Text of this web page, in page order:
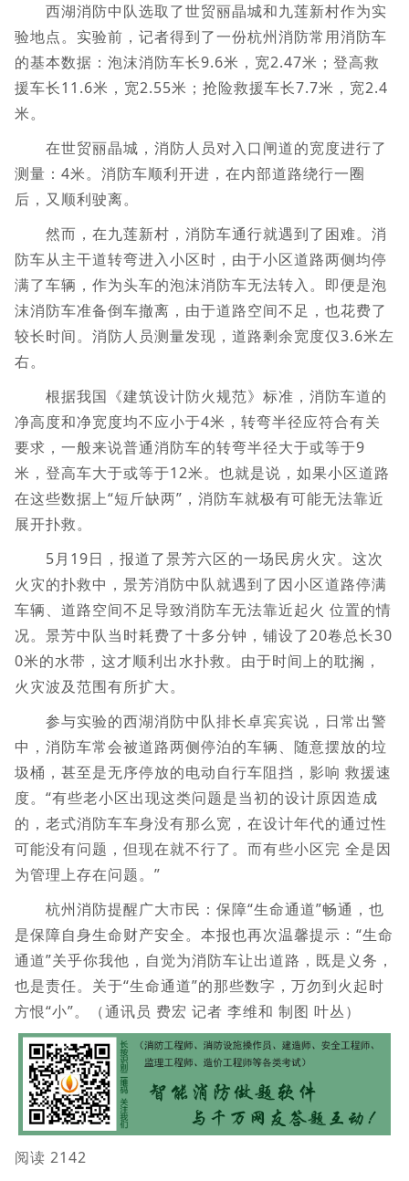
西湖消防中队选取了世贸丽晶城和九莲新村作为实
验地点。实验前，记者得到了一份杭州消防常用消防车
的基本数据：泡沫消防车长9.6米，宽2.47米；登高救
援车长11.6米，宽2.55米；抢险救援车长7.7米，宽2.4
米。
在世贸丽晶城，消防人员对入口闸道的宽度进行了
测量：4米。消防车顺利开进，在内部道路绕行一圈
后，又顺利驶离。
然而，在九莲新村，消防车通行就遇到了困难。消
防车从主干道转弯进入小区时，由于小区道路两侧均停
满了车辆，作为头车的泡沫消防车无法转入。即便是泡
沫消防车准备倒车撤离，由于道路空间不足，也花费了
较长时间。消防人员测量发现，道路剩余宽度仅3.6米左
右。
根据我国《建筑设计防火规范》标准，消防车道的
净高度和净宽度均不应小于4米，转弯半径应符合有关
要求，一般来说普通消防车的转弯半径大于或等于9
米，登高车大于或等于12米。也就是说，如果小区道路
在这些数据上“短斤缺两”，消防车就极有可能无法靠近
展开扑救。
5月19日，报道了景芳六区的一场民房火灾。这次
火灾的扑救中，景芳消防中队就遇到了因小区道路停满
车辆、道路空间不足导致消防车无法靠近起火 位置的情
况。景芳中队当时耗费了十多分钟，铺设了20卷总长30
0米的水带，这才顺利出水扑救。由于时间上的耽搁，
火灾波及范围有所扩大。
参与实验的西湖消防中队排长卓宾宾说，日常出警
中，消防车常会被道路两侧停泊的车辆、随意摆放的垃
圾桶，甚至是无序停放的电动自行车阻挡，影响 救援速
度。“有些老小区出现这类问题是当初的设计原因造成
的，老式消防车车身没有那么宽，在设计年代的通过性
可能没有问题，但现在就不行了。而有些小区完 全是因
为管理上存在问题。”
杭州消防提醒广大市民：保障“生命通道”畅通，也
是保障自身生命财产安全。本报也再次温馨提示：“生命
通道”关乎你我他，自觉为消防车让出道路，既是义务，
也是责任。关于“生命通道”的那些数字，万勿到火起时
方恨“小”。（通讯员 费宏 记者 李维和 制图 叶丛）
阅读 2142